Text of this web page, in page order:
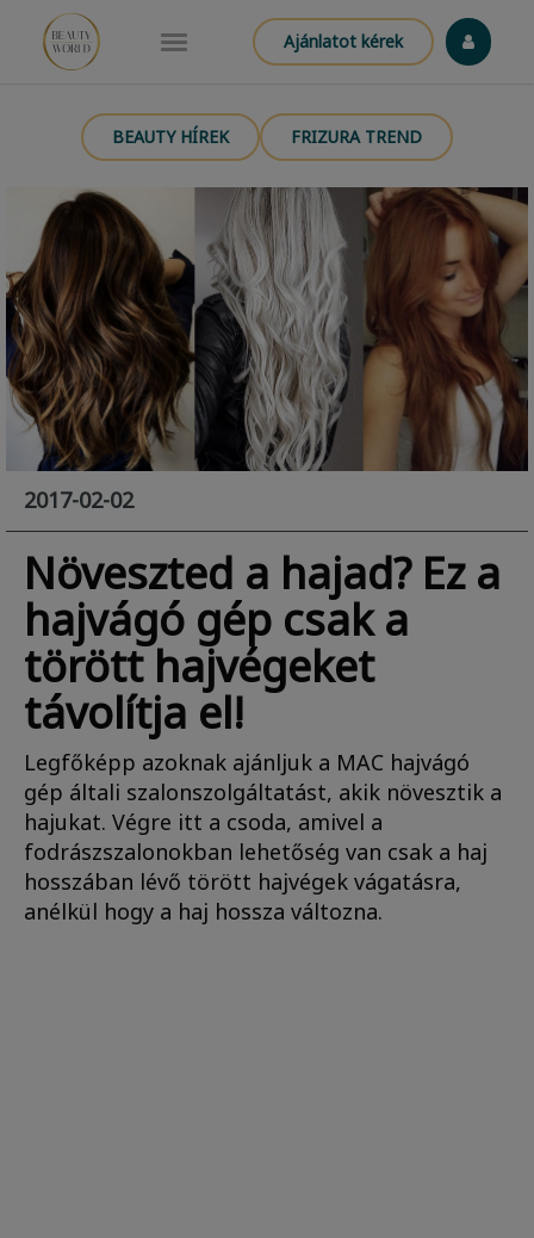
Ajánlatot kérek
BEAUTY HÍREK FRIZURA TREND
2017-02-02
Növeszted a hajad? Ez a
hajvágó gép csak a
törött hajvégeket
távolítja el!
Legfőképp azoknak ajánljuk a MAC hajvágó
gép általi szalonszolgáltatást, akik növesztik a
hajukat. Végre itt a csoda, amivel a
fodrászszalonokban lehetőség van csak a haj
hosszában lévő törött hajvégek vágatásra,
anélkül hogy a haj hossza változna.